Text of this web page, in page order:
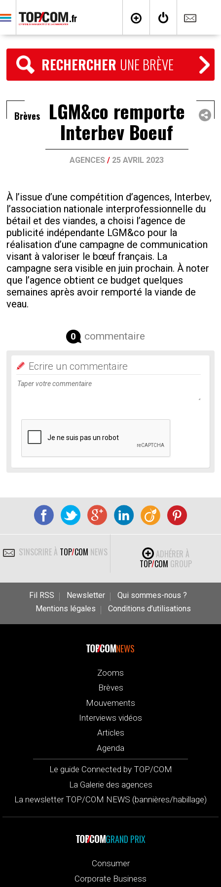
RECHERCHER UNE BRÈVE
Brèves LGM&co remporte
Interbev Boeuf
AGENCES / 25 AVRIL 2023
À l’issue d’une compétition d’agences, Interbev,
l’association nationale interprofessionnelle du
bétail et des viandes, a choisi l’agence de
publicité indépendante LGM&co pour la
réalisation d’une campagne de communication
visant à valoriser le bœuf français. La
campagne sera visible en juin prochain. À noter
que l’agence obtient ce budget quelques
semaines après avoir remporté la viande de
veau.
0 commentaire
Ecrire un commentaire
S'INSCRIRE À TOP/COM NEWS
ADHÉRER À
TOP/COM GROUP
Fil RSS Newsletter
Qui sommes-nous ?
Mentions légales
Conditions d’utilisations
NEWS
Zooms
Brèves
Mouvements
Interviews vidéos
Articles
Agenda
Le guide Connected by TOP/COM
La Galerie des agences
La newsletter TOP/COM NEWS (bannières/habillage)
GRAND PRIX
Consumer
Corporate Business